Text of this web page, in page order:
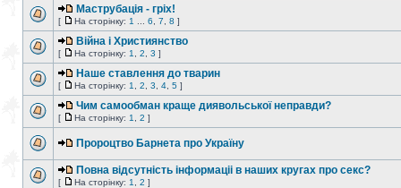
Маструбація - гріх!
[ На сторінку: 1 6 7 8 ]
Війна і Християнство
[ На сторінку: 1 2 3 ]
Наше ставлення до тварин
[ На сторінку: 1 2 3 4 5 ]
Чим самообман краще диявольської неправди?
[ На сторінку: 1 2 ]
Пророцтво Барнета про Україну
Повна відсутність інформаціі в наших кругах про секс?
[ На сторінку: 1 2 ]